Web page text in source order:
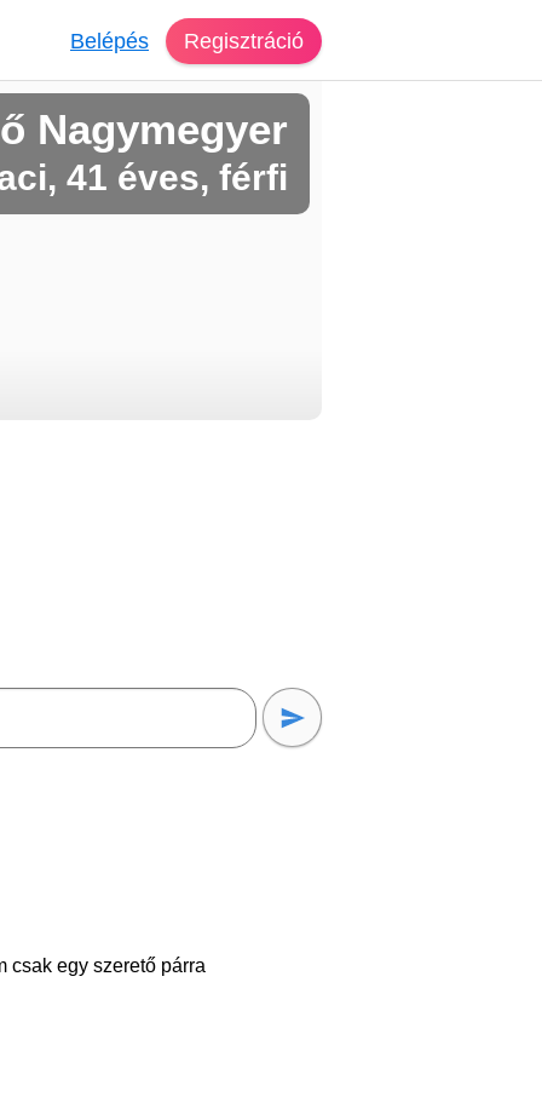
Belépés Regisztráció
Nagymegyer
41 éves, férfi
csak egy szerető párra